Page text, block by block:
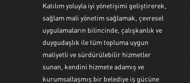
Katılım yoluyla iyi yönetişimi geliştirerek,
sağlam mali yönetim sağlamak, çevresel
uygulamaların bilincinde, çalışkanlık ve
duygudaşlık ile tüm topluma uygun
maliyetli ve sürdürülebilir hizmetler
sunan, kendini hizmete adamış ve
kurumsallaşmış bir belediye iş gücüne